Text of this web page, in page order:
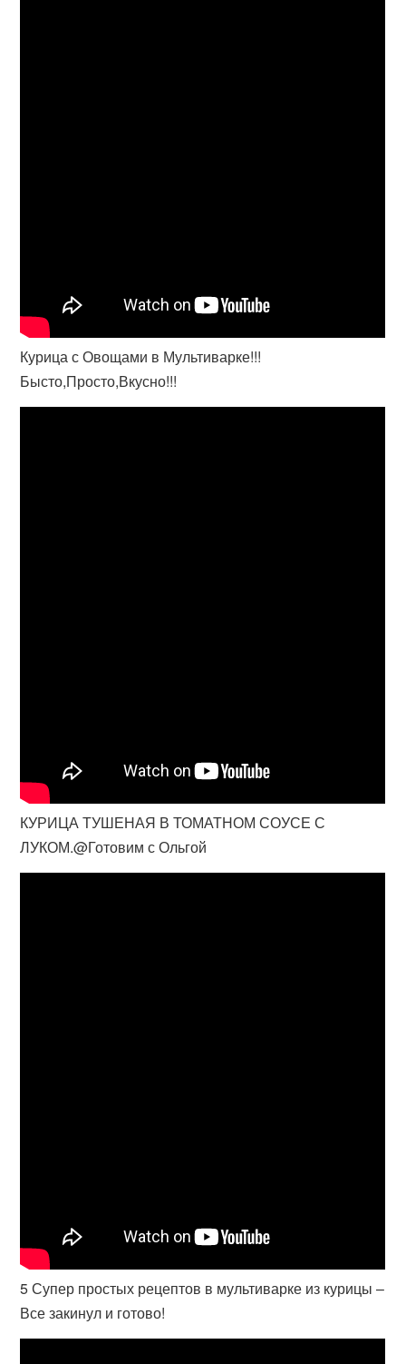
Курица с Овощами в Мультиварке!!!
Бысто,Просто,Вкусно!!!
КУРИЦА ТУШЕНАЯ В ТОМАТНОМ СОУСЕ С
ЛУКОМ.@Готовим с Ольгой
5 Супер простых рецептов в мультиварке из курицы –
Все закинул и готово!